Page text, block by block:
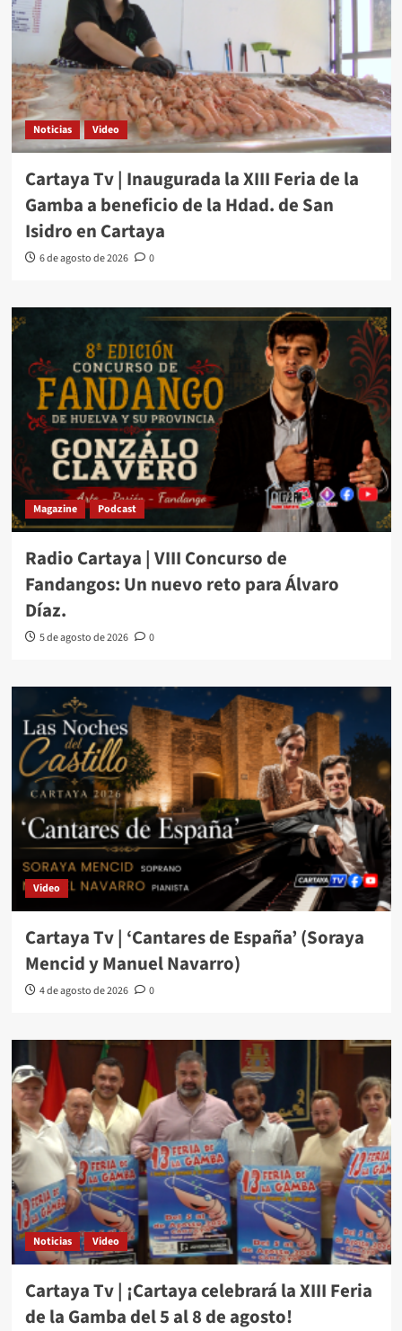
Noticias Video
Cartaya Tv | Inaugurada la XIII Feria de la
Gamba a beneficio de la Hdad. de San
Isidro en Cartaya
6 de agosto de 2026 0
Magazine Podcast
Radio Cartaya | VIII Concurso de
Fandangos: Un nuevo reto para Álvaro
Díaz.
5 de agosto de 2026 0
Video
Cartaya Tv | ‘Cantares de España’ (Soraya
Mencid y Manuel Navarro)
4 de agosto de 2026 0
Noticias Video
Cartaya Tv | ¡Cartaya celebrará la XIII Feria
de la Gamba del 5 al 8 de agosto!